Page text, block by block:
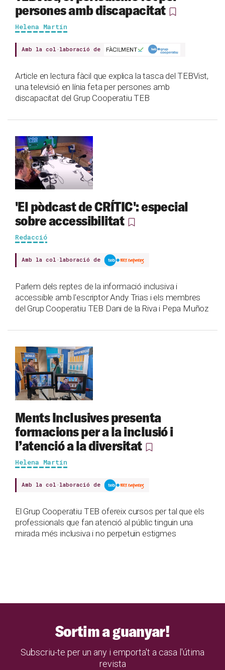
persones amb discapacitat
Helena Martín
Amb la col·laboració de
Article en lectura fàcil que explica la tasca del TEBVist,
una televisió en línia feta per persones amb
discapacitat del Grup Cooperatiu TEB
'El pòdcast de CRÍTIC': especial
sobre accessibilitat
Redacció
Amb la col·laboració de
Parlem dels reptes de la informació inclusiva i
accessible amb l'escriptor Andy Trias i els membres
del Grup Cooperatiu TEB Dani de la Riva i Pepa Muñoz
Ments Inclusives presenta
formacions per a la inclusió i
l’atenció a la diversitat
Helena Martín
Amb la col·laboració de
El Grup Cooperatiu TEB ofereix cursos per tal que els
professionals que fan atenció al públic tinguin una
mirada més inclusiva i no perpetuïn estigmes
Sortim a guanyar!
Subscriu-te per un any i emporta't a casa l'útima
revista